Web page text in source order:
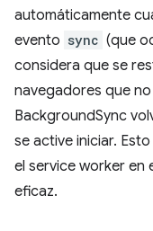
automáticamente
evento sync (que
considera que se
navegadores que
BackgroundSync
se active iniciar.
el service worker en
eficaz.